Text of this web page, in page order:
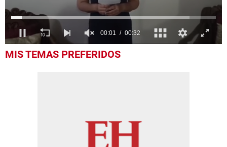
seconds
MIS TEMAS PREFERIDOS